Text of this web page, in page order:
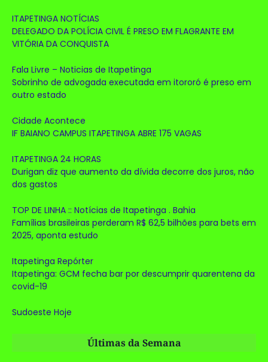
ITAPETINGA NOTÍCIAS
DELEGADO DA POLÍCIA CIVIL É PRESO EM FLAGRANTE EM
VITÓRIA DA CONQUISTA
Fala Livre – Noticias de Itapetinga
Sobrinho de advogada executada em itororó é preso em
outro estado
Cidade Acontece
IF BAIANO CAMPUS ITAPETINGA ABRE 175 VAGAS
ITAPETINGA 24 HORAS
Durigan diz que aumento da dívida decorre dos juros, não
dos gastos
TOP DE LINHA :: Notícias de Itapetinga . Bahia
Famílias brasileiras perderam R$ 62,5 bilhões para bets em
2025, aponta estudo
Itapetinga Repórter
Itapetinga: GCM fecha bar por descumprir quarentena da
covid-19
Sudoeste Hoje
Últimas da Semana